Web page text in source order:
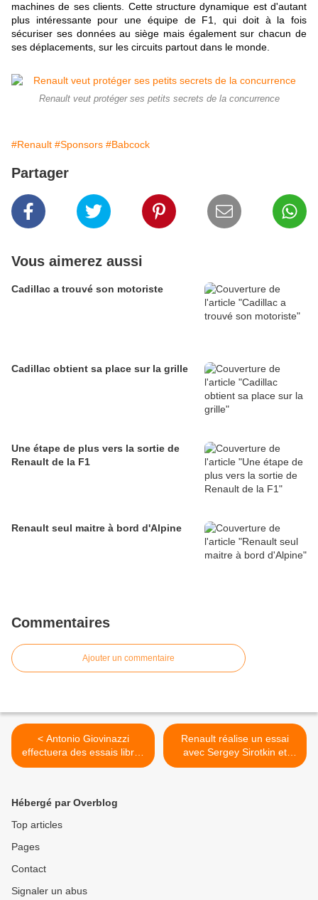
machines de ses clients. Cette structure dynamique est d'autant
plus intéressante pour une équipe de F1, qui doit à la fois
sécuriser ses données au siège mais également sur chacun de
ses déplacements, sur les circuits partout dans le monde.
Renault veut protéger ses petits secrets de la concurrence
#Renault #Sponsors #Babcock
Partager
Vous aimerez aussi
Cadillac a trouvé son motoriste
Cadillac obtient sa place sur la grille
Une étape de plus vers la sortie de
Renault de la F1
Renault seul maitre à bord d'Alpine
Commentaires
Ajouter un commentaire
< Antonio Giovinazzi
effectuera des essais libres
pour Haas
Renault réalise un essai
avec Sergey Sirotkin et
Robert Kubica >
Hébergé par Overblog
Top articles
Pages
Contact
Signaler un abus